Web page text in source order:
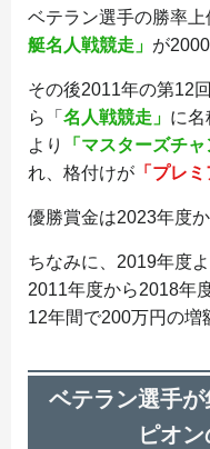
ベテラン選手の勝率上
艇名人戦競走」 が
その後2011年の第12
ら「 名人戦競走」 に
より
「マスターズチャ
れ、格付けが 「プレミ
優勝賞金は2023年度
ちなみに、2019年度
2011年度から2018年
12年間で200万円の増
ベテラン選手
ピオ